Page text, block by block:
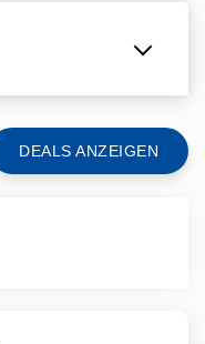
DEALS ANZEIGEN